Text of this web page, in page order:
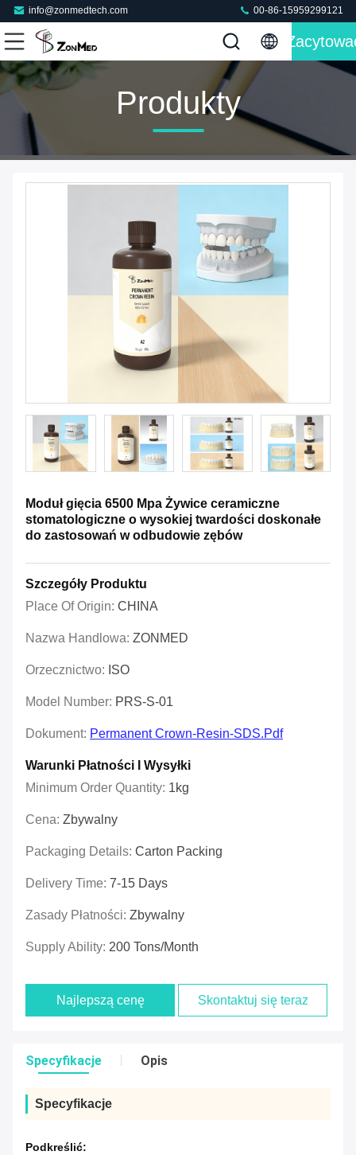
info@zonmedtech.com 00-86-15959299121
Produkty
Moduł gięcia 6500 Mpa Żywice ceramiczne
stomatologiczne o wysokiej twardości doskonałe
do zastosowań w odbudowie zębów
Szczegóły Produktu
Place Of Origin: CHINA
Nazwa Handlowa: ZONMED
Orzecznictwo: ISO
Model Number: PRS-S-01
Dokument: Permanent Crown-Resin-SDS.pdf
Warunki Płatności I Wysyłki
Minimum Order Quantity: 1kg
Cena: Zbywalny
Packaging Details: Carton Packing
Delivery Time: 7-15 Days
Zasady Płatności: Zbywalny
Supply Ability: 200 Tons/month
Najlepszą cenę Skontaktuj się teraz
Specyfikacje Opis
Specyfikacje
Podkreślić: